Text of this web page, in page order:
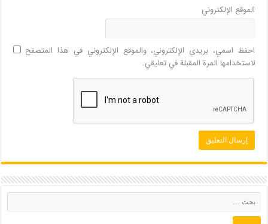
الموقع الإلكتروني
احفظ اسمي، بريدي الإلكتروني، والموقع الإلكتروني في هذا المتصفح
لاستخدامها المرة المقبلة في تعليقي.